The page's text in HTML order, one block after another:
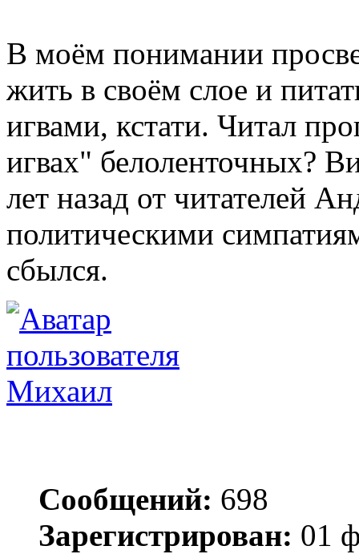
В моём понимании
жить в своём слое и
игвами, кстати. Читал
игвах" белоленточных?
лет назад от читателей
политическими
сбылся.
Михаил
Сообщений: 698
Зарегистрирован: 01